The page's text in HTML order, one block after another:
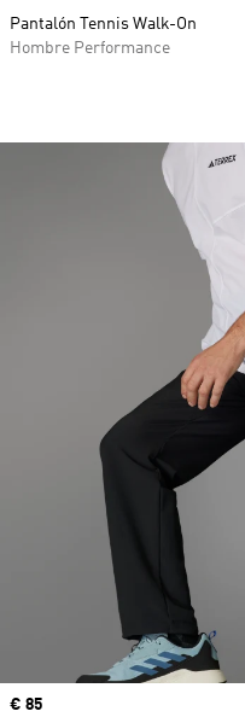
Pantalón Tennis Walk-On
Hombre Performance
Precio
€ 85